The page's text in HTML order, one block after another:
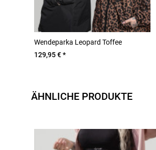
Wendeparka Leopard Toffee
129,95 € *
ÄHNLICHE PRODUKTE